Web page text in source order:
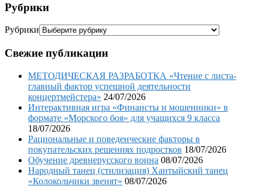
Рубрики
Рубрики
Свежие публикации
МЕТОДИЧЕСКАЯ РАЗРАБОТКА «Чтение с листа-
главный фактор успешной деятельности
концертмейстера» 24/07/2026
Интерактивная игра «Финансты и мошенники» в
формате «Морского боя» для учащихся 9 класса
18/07/2026
Рациональные и поведенческие факторы в
покупательских решениях подростков 18/07/2026
Обучение древнерусского воина 08/07/2026
Народный танец (стилизация) Хантыйский танец
«Колокольчики звенят» 08/07/2026